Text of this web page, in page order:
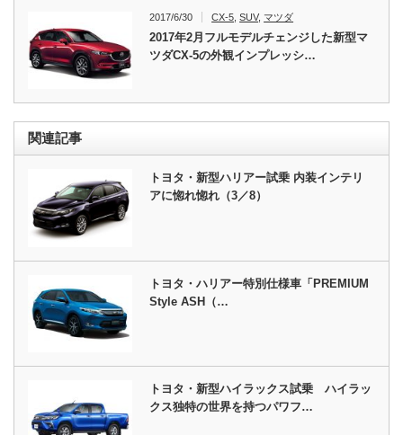
2017/6/30 CX-5 ,SUV, マツダ
2017年2月フルモデルチェンジした新型マ
ツダCX-5の外観インプレッシ…
関連記事
トヨタ・新型ハリアー試乗 内装インテリ
アに惚れ惚れ（3／8）
トヨタ・ハリアー特別仕様車「PREMIUM
Style ASH（…
トヨタ・新型ハイラックス試乗 ハイラッ
クス独特の世界を持つパワフ…